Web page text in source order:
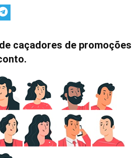
caçadores de promoções